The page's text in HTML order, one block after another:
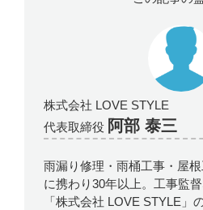
株式会社 LOVE STYLE
代表取締役 阿部 泰三
雨漏り修理・雨桶工事・屋
に携わり30年以上。工事監
「株式会社 LOVE STYLE」